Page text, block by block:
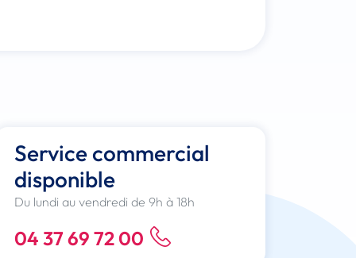
Service commercial
disponible
Du lundi au vendredi de 9h à 18h
04 37 69 72 00